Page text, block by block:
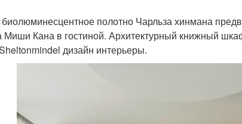
полотно Чарльза хинмана
Миши Кана в гостиной. Архитектурный книжный
дизайн интерьеры.